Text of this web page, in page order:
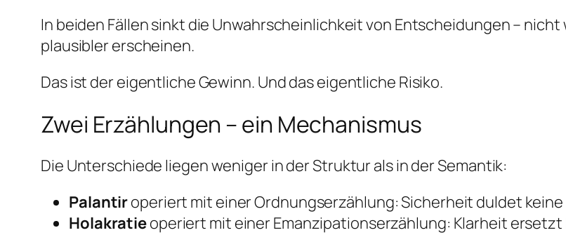
In beiden Fällen sinkt die Unwahrscheinlichkeit von Entscheidungen –
plausibler erscheinen.
Das ist der eigentliche Gewinn. Und das eigentliche Risiko.
Zwei Erzählungen – ein Mechanismus
Die Unterschiede liegen weniger in der Struktur als in der Semantik:
Palantiroperiert mit einer Ordnungserzählung: Sicherheit duldet keine
Holakratieoperiert mit einer Emanzipationserzählung: Klarheit ersetzt